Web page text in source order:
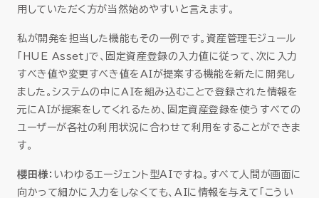
用していただく方が当然始めやすいと言えます。
私が開発を担当した機能もその一例です。資産管理モジュール
「HUE Asset」で、固定資産登録の入力値に従って、次に入力
すべき値や変更すべき値をAIが提案する機能を新たに開発し
ました。システムの中にAIを組み込むことで登録された情報を
元にAIが提案をしてくれるため、固定資産登録を使うすべての
ユーザーが各社の利用状況に合わせて利用をすることができま
す。
櫻田様： いわゆるエージェント型AIですね。すべて人間が画面に
向かって細かに入力をしなくても、AIに情報を与えて「こうい